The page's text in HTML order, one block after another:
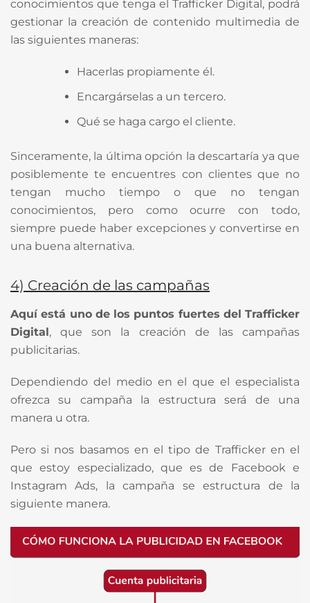
conocimientos que tenga el Trafficker Digital, podrá
gestionar la creación de contenido multimedia de
las siguientes maneras:
Hacerlas propiamente él.
Encargárselas a un tercero.
Qué se haga cargo el cliente.
Sinceramente, la última opción la descartaría ya que
posiblemente te encuentres con clientes que no
tengan mucho tiempo o que no tengan
conocimientos, pero como ocurre con todo,
siempre puede haber excepciones y convertirse en
una buena alternativa.
4) Creación de las campañas
Aquí está uno de los puntos fuertes del Trafficker
Digital , que son la creación de las campañas
publicitarias.
Dependiendo del medio en el que el especialista
ofrezca su campaña la estructura será de una
manera u otra.
Pero si nos basamos en el tipo de Trafficker en el
que estoy especializado, que es de Facebook e
Instagram Ads, la campaña se estructura de la
siguiente manera.